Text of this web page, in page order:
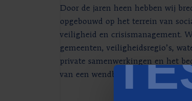
Door de jaren heen hebben wij
opgebouwd op het terrein van
veiligheid en crisismanagement.
gemeenten, veiligheidsregio’s,
private samenwerkingen en het
van een wendbare